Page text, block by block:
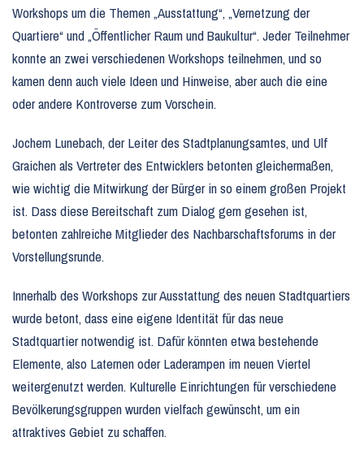
Workshops um die Themen „Ausstattung“, „Vernetzung der
Quartiere“ und „Öffentlicher Raum und Baukultur“. Jeder Teilnehmer
konnte an zwei verschiedenen Workshops teilnehmen, und so
kamen denn auch viele Ideen und Hinweise, aber auch die eine
oder andere Kontroverse zum Vorschein.
Jochem Lunebach, der Leiter des Stadtplanungsamtes, und Ulf
Graichen als Vertreter des Entwicklers betonten gleichermaßen,
wie wichtig die Mitwirkung der Bürger in so einem großen Projekt
ist. Dass diese Bereitschaft zum Dialog gern gesehen ist,
betonten zahlreiche Mitglieder des Nachbarschaftsforums in der
Vorstellungsrunde.
Innerhalb des Workshops zur Ausstattung des neuen Stadtquartiers
wurde betont, dass eine eigene Identität für das neue
Stadtquartier notwendig ist. Dafür könnten etwa bestehende
Elemente, also Laternen oder Laderampen im neuen Viertel
weitergenutzt werden. Kulturelle Einrichtungen für verschiedene
Bevölkerungsgruppen wurden vielfach gewünscht, um ein
attraktives Gebiet zu schaffen.